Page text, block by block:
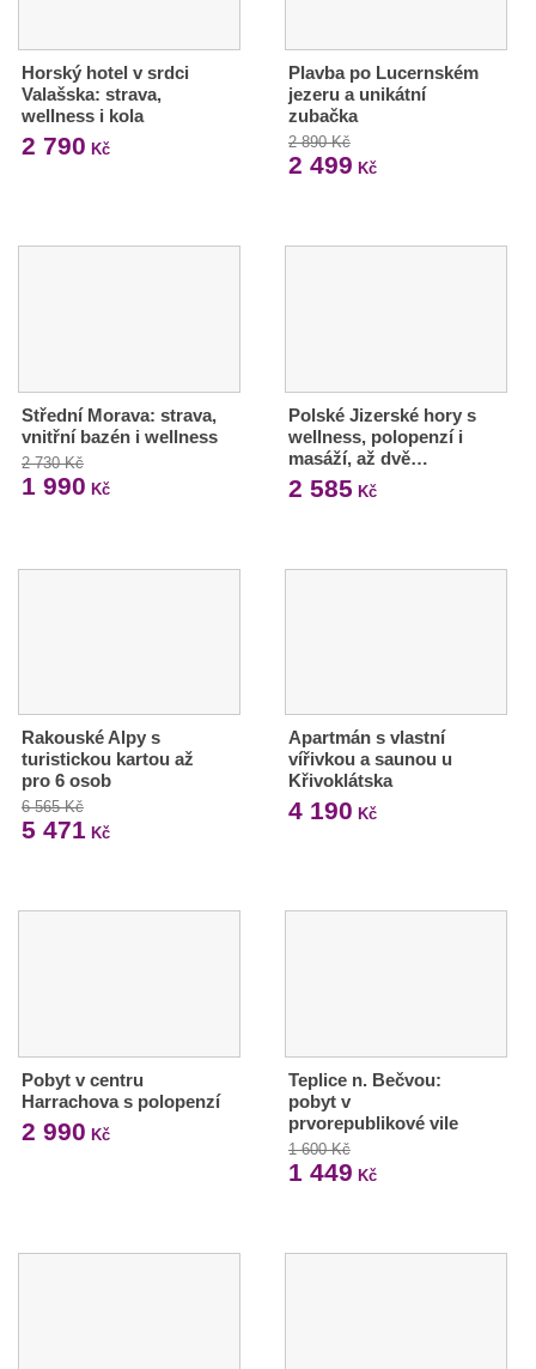
Horský hotel v srdci
Valašska: strava,
wellness i kola
2 790 Kč
Plavba po Lucernském
jezeru a unikátní
zubačka
2 890 Kč
2 499 Kč
Střední Morava: strava,
vnitřní bazén i wellness
2 730 Kč
1 990 Kč
Polské Jizerské hory s
wellness, polopenzí i
masáží, až dvě…
2 585 Kč
Rakouské Alpy s
turistickou kartou až
pro 6 osob
6 565 Kč
5 471 Kč
Apartmán s vlastní
vířivkou a saunou u
Křivoklátska
4 190 Kč
Pobyt v centru
Harrachova s polopenzí
2 990 Kč
Teplice n. Bečvou:
pobyt v
prvorepublikové vile
1 600 Kč
1 449 Kč